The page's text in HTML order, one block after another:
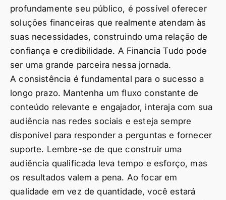
profundamente seu público, é possível oferecer
soluções financeiras que realmente atendam às
suas necessidades, construindo uma relação de
confiança e credibilidade. A Financia Tudo pode
ser uma grande parceira nessa jornada.
A consistência é fundamental para o sucesso a
longo prazo. Mantenha um fluxo constante de
conteúdo relevante e engajador, interaja com sua
audiência nas redes sociais e esteja sempre
disponível para responder a perguntas e fornecer
suporte. Lembre-se de que construir uma
audiência qualificada leva tempo e esforço, mas
os resultados valem a pena. Ao focar em
qualidade em vez de quantidade, você estará